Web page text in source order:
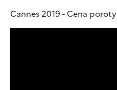
Cannes 2019 - Cena poroty